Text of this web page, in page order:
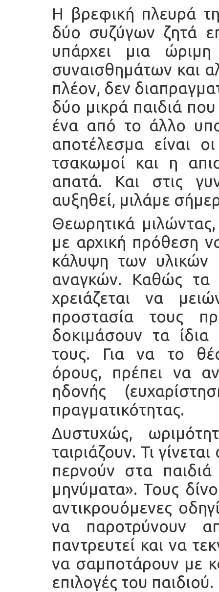
Η βρεφική πλευρά
δύο συζύγων ζητά
υπάρχει μια
συναισθημάτων και
πλέον, δεν
δύο μικρά παιδιά που
ένα από το άλλο
αποτέλεσμα είναι
τσακωμοί και η
απατά. Και στις
αυξηθεί, μιλάμε
Θεωρητικά
με αρχική πρόθεση
κάλυψη των υλικών
αναγκών. Καθώς τα
χρειάζεται να
προστασία τους
δοκιμάσουν τα
τους. Για να το
όρους, πρέπει να
ηδονής
πραγματικότητας.
Δυστυχώς,
ταιριάζουν. Τι
περνούν στα
μηνύματα». Τους
αντικρουόμενες
να παροτρύνουν
παντρευτεί και να
να σαμποτάρουν με
επιλογές του παιδιού.